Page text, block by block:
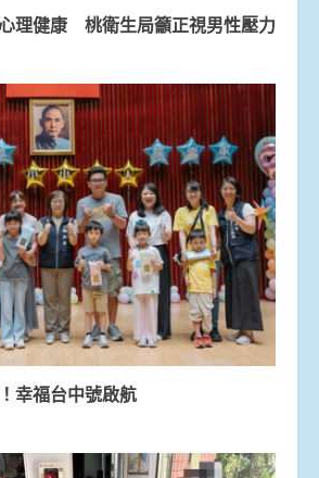
理健康 桃衛生局籲正視男性壓力
幸福台中號啟航